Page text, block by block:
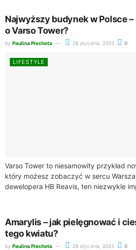
Najwyższy budynek w Polsce
o Varso Tower?
by Paulina Piechota 28 stycznia, 2025 0
LIFESTYLE
Varso Tower to niesamowity przykład
który możesz zobaczyć w sercu
dewelopera HB Reavis, ten niezwykle
Amarylis – jak pielęgnować i
tego kwiatu?
by Paulina Piechota 28 stycznia, 2025 0